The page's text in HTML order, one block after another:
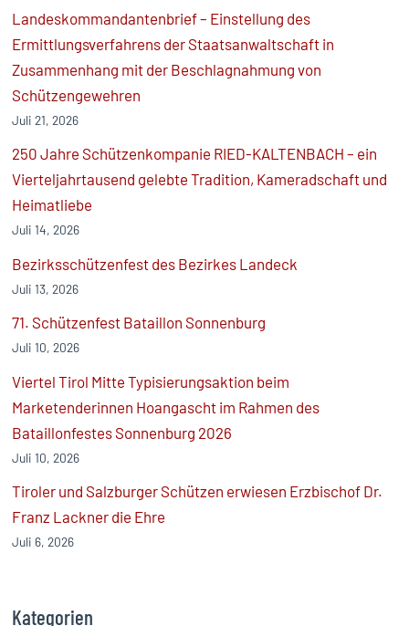
Landeskommandantenbrief – Einstellung des
Ermittlungsverfahrens der Staatsanwaltschaft in
Zusammenhang mit der Beschlagnahmung von
Schützengewehren
Juli 21, 2026
250 Jahre Schützenkompanie RIED-KALTENBACH – ein
Vierteljahrtausend gelebte Tradition, Kameradschaft und
Heimatliebe
Juli 14, 2026
Bezirksschützenfest des Bezirkes Landeck
Juli 13, 2026
71. Schützenfest Bataillon Sonnenburg
Juli 10, 2026
Viertel Tirol Mitte Typisierungsaktion beim
Marketenderinnen Hoangascht im Rahmen des
Bataillonfestes Sonnenburg 2026
Juli 10, 2026
Tiroler und Salzburger Schützen erwiesen Erzbischof Dr.
Franz Lackner die Ehre
Juli 6, 2026
Kategorien